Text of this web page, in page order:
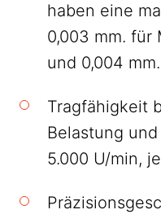
haben eine
0,003 mm. für
und 0,004
Tragfähigkeit
Belastung
5.000 U/min,